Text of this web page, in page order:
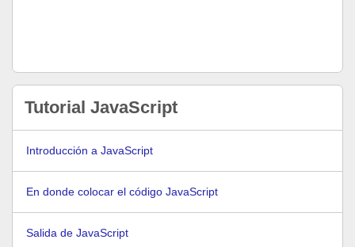
Tutorial JavaScript
Introducción a JavaScript
En donde colocar el código JavaScript
Salida de JavaScript